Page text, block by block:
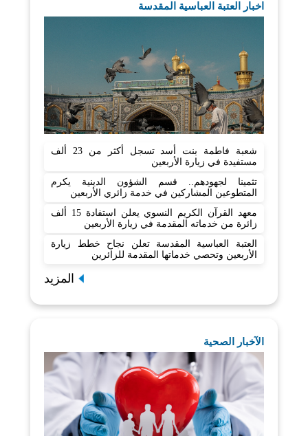
اخبار العتبة العباسية المقدسة
شعبة فاطمة بنت أسد تسجل أكثر من 23 ألف
مستفيدة في زيارة الأربعين
تثمينا لجهودهم.. قسم الشؤون الدينية يكرم
المتطوعين المشاركين في خدمة زائري الأربعين
معهد القرآن الكريم النسوي يعلن استفادة 15 ألف
زائرة من خدماته المقدمة في زيارة الأربعين
العتبة العباسية المقدسة تعلن نجاح خطط زيارة
الأربعين وتحصي خدماتها المقدمة للزائرين
المزيد
الآخبار الصحية